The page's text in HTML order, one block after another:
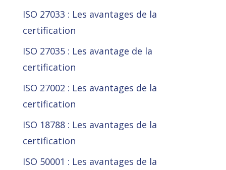
ISO 27033 : Les avantages de la
certification
ISO 27035 : Les avantage de la
certification
ISO 27002 : Les avantages de la
certification
ISO 18788 : Les avantages de la
certification
ISO 50001 : Les avantages de la